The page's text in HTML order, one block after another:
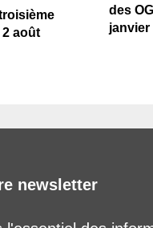
2 août
des
janvier
newsletter